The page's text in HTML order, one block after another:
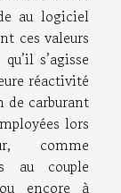
au logiciel
ces valeurs
s’agisse
réactivité
de carburant
lors
comme
au couple
encore à